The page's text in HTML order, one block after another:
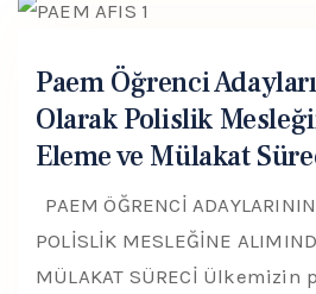
Paem Öğrenci
Olarak Polislik
Eleme ve Mülakat
PAEM ÖĞRENCİ
POLİSLİK MESLEĞİNE
MÜLAKAT SÜRECİ Ülkemizin